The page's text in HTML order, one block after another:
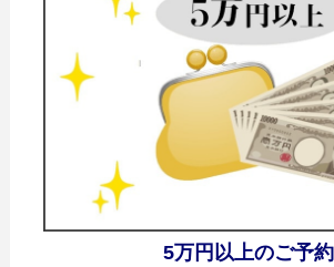
5万円以上のご予約